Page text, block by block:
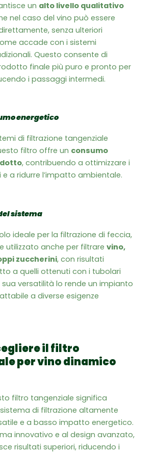
un alto livello qualitativo
nel caso del vino può essere
senza ulteriori
accade con i sistemi
Questo consente di
finale più puro e pronto per
i passaggi intermedi.
energetico
di filtrazione tangenziale
filtro offre un consumo
, contribuendo a ottimizzare i
a ridurre l’impatto ambientale.
sistema
ideale per la filtrazione di feccia,
utilizzato anche per filtrare vino,
zuccherini, con risultati
a quelli ottenuti con i tubolari
sua versatilità lo rende un impianto
a diverse esigenze
il filtro
per vino dinamico
filtro tangenziale significa
di filtrazione altamente
e a basso impatto energetico.
innovativo e al design avanzato,
risultati superiori, riducendo i